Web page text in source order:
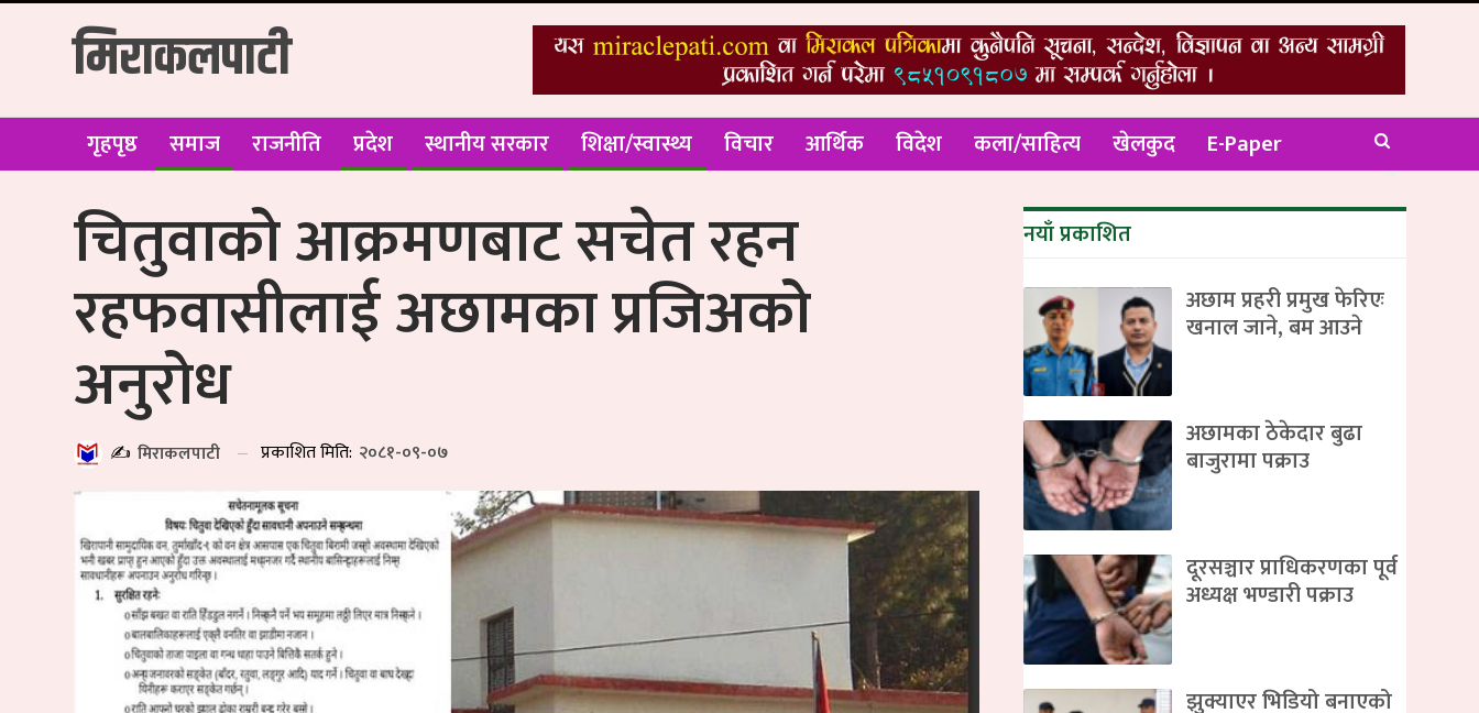
मिराकलपाटी
गृहपृष्ठ समाज राजनीति प्रदेश स्थानीय सरकार शिक्षा/स्वास्थ्य विचार आर्थिक विदेश कला/साहित्य खेलकुद E-Paper
चितुवाको आक्रमणबाट सचेत रहन
रहफवासीलाई अछामका प्रजिअको
अनुरोध
✍️ मिराकलपाटी प्रकाशित मिति: २०८१-०९-०७
नयाँ प्रकाशित
अछाम प्रहरी प्रमुख फेरिएः
खनाल जाने, बम आउने
अछामका ठेकेदार बुढा
बाजुरामा पक्राउ
दूरसञ्चार प्राधिकरणका पूर्व
अध्यक्ष भण्डारी पक्राउ
झुक्याएर भिडियो बनाएको